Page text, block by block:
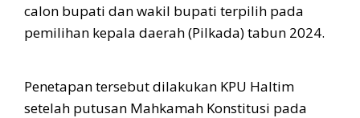
calon bupati dan wakil bupati terpilih pada
pemilihan kepala daerah (Pilkada) tabun 2024.
Penetapan tersebut dilakukan KPU Haltim
setelah putusan Mahkamah Konstitusi pada